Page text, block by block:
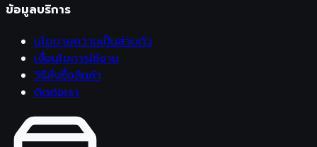
ข้อมูลบริการ
นโยบายความเป็นส่วนตัว
เงื่อนไขการใช้งาน
วิธีสั่งซื้อสินค้า
ติดต่อเรา